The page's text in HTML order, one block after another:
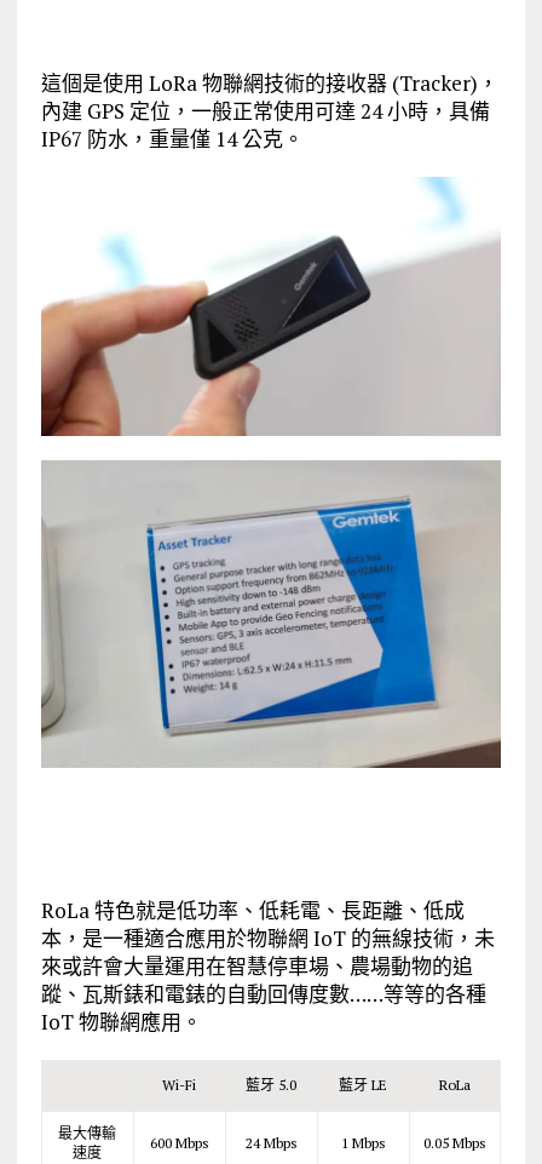
這個是使用 LoRa 物聯網技術的接收器 (Tracker)，
內建 GPS 定位，一般正常使用可達 24 小時，具備
IP67 防水，重量僅 14 公克。
RoLa 特色就是低功率、低耗電、長距離、低成
本，是一種適合應用於物聯網 IoT 的無線技術，未
來或許會大量運用在智慧停車場、農場動物的追
蹤、瓦斯錶和電錶的自動回傳度數……等等的各種
IoT 物聯網應用。
Wi-Fi 藍牙 5.0 藍牙 LE RoLa
最大傳輸
速度
600 Mbps 24 Mbps 1 Mbps 0.05 Mbps